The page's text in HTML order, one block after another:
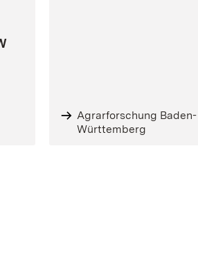
Agrarforschung Baden-
Württemberg